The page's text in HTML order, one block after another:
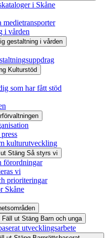
i Skåne
medietransporter
i vården
gestaltning i vården
Kulturstöd
som har fått stöd
kulturutveckling
Stäng Så styrs vi
förordningar
vi
prioriteringar
Skåne
Fäll ut Stäng Barn och unga
utvecklingsarbete